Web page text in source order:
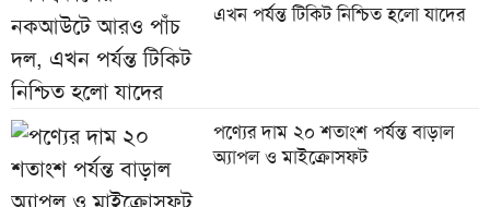
এখন পর্যন্ত টিকিট নিশ্চিত হলো যাদের
পণ্যের দাম ২০ শতাংশ পর্যন্ত বাড়াল
অ্যাপল ও মাইক্রোসফট